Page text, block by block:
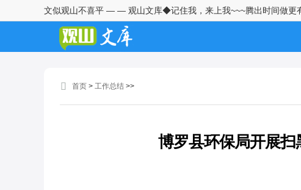
文似观山不喜平 — — 观山文库◆记住我，来上我~~~腾出时间做更
首页 > 工作总结 >>
博罗县环保局开展
镇党委副书记、镇长2025年履行
推进法治建设第一责任人职责情
况报告
职责情况报告
镇党委书记2025年度履行推进法
市委党校关于市委第一巡察组巡